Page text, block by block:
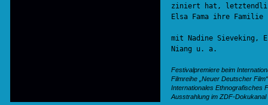
ziniert hat,
Elsa Fama ihre Familie
mit Nadine Sieveking,
Niang u. a.
Festivalpremiere beim
Filmreihe „Neuer Deutscher
Internationales Ethnografisches
Ausstrahlung im ZDF-Dokukanal